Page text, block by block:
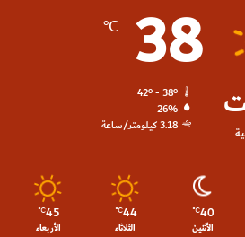
38
℃
42º - 38º
26%
3.18 كيلومتر/ساعة
40
℃
الأثنين
44
℃
الثلاثاء
45
℃
الأربعاء